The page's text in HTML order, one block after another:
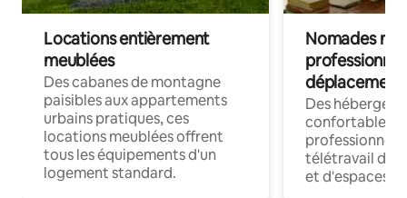
Locations entièrement
meublées
Des cabanes de montagne
paisibles aux appartements
urbains pratiques, ces
locations meublées offrent
tous les équipements d'un
logement standard.
Nomades
déplacement
Des
confortables
professionnels
télétravail
et d'espaces